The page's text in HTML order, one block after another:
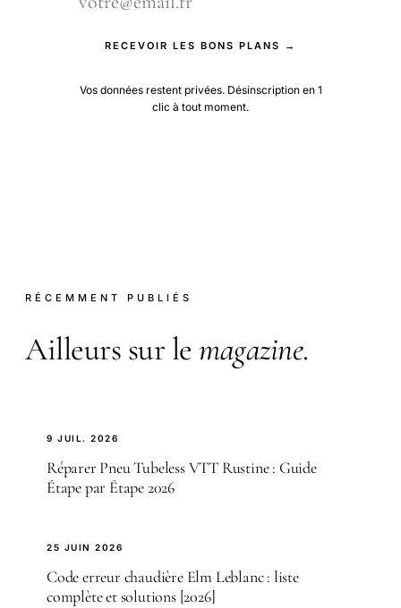
RECEVOIR LES BONS PLANS →
Vos données restent privées. Désinscription en 1
clic à tout moment.
RÉCEMMENT PUBLIÉS
Ailleurs sur le magazine.
9 JUIL. 2026
Réparer Pneu Tubeless VTT Rustine : Guide
Étape par Étape 2026
25 JUIN 2026
Code erreur chaudière Elm Leblanc : liste
complète et solutions [2026]